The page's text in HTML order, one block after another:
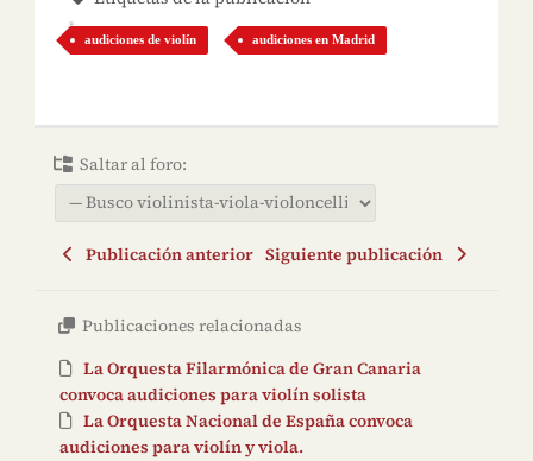
audiciones de violín audiciones en Madrid
Saltar al foro:
Publicación anterior Siguiente publicación
Publicaciones relacionadas
La Orquesta Filarmónica de Gran Canaria
convoca audiciones para violín solista
La Orquesta Nacional de España convoca
audiciones para violín y viola.